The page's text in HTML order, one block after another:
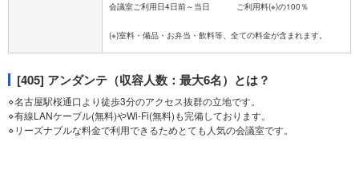
会議室ご利用日4日前～当日 ご利用料(※)の100％
[405] アンダンテ（収容人数：最大6名）とは？
⋄名古屋駅桜通口より徒歩3分のアクセス抜群の立地です。
⋄有線LANケーブル(無料)やWi-Fi(無料)も完備しております。
⋄リーズナブルな料金で利用できるためとても人気の会議室です。